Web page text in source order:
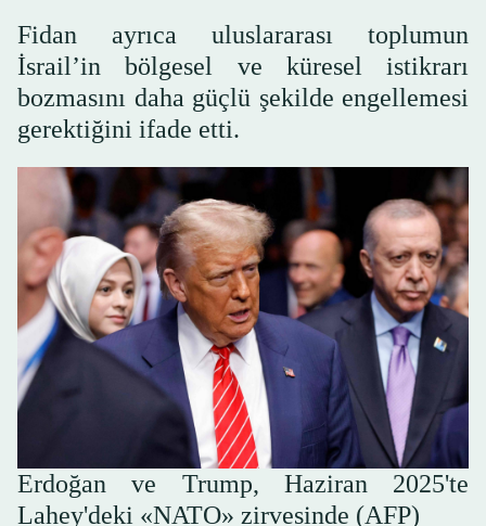
Fidan ayrıca uluslararası toplumun
İsrail’in bölgesel ve küresel istikrarı
bozmasını daha güçlü şekilde engellemesi
gerektiğini ifade etti.
Erdoğan ve Trump, Haziran 2025'te
Lahey'deki «NATO» zirvesinde (AFP)